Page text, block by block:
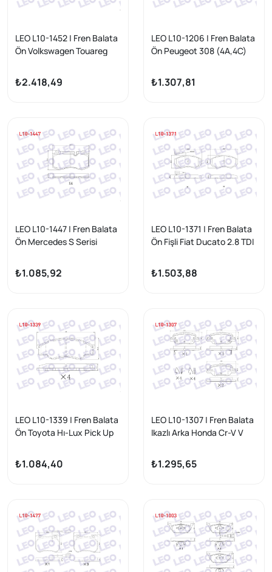
LEO L10-1452 | Fren Balata
Ön Volkswagen Touareg
2010 / Touareg 2.5 Rs TDI
2002-2010 / Touareg 4.2
2002-2010 / Cayenne 3.6İ
17 Jant 2002-2010
₺2.418,49
LEO L10-1206 | Fren Balata
Ön Peugeot 308 (4A,4C)
2007-2013 / 3008 1.6 HDI-
1.6 2009-/ 5008 1.6 HDI
₺1.307,81
LEO L10-1447 | Fren Balata
Ön Mercedes S Serisi
2013 / Mercedes S Serisi
(W221) S 350 2005-2013
₺1.085,92
LEO L10-1371 | Fren Balata
Ön Fişli Fiat Ducato 2.8 TDI
JTD 2002-2006 / Ducato
2.0 JTD 2002-2006 /
Jumper II 1.9 D 2002-2006
/ Jumper II 2.8 HDI 2002-
2006
₺1.503,88
LEO L10-1339 | Fren Balata
Ön Toyota Hı-Lux Pick Up
Pick Up 2.5 D-4D 2005-
2011 / Hı-Lux Pick Up 3.0
₺1.084,40
LEO L10-1307 | Fren Balata
Ikazlı Arka Honda Cr-V V
-
₺1.295,65